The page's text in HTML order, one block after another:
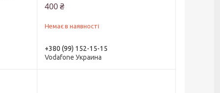
400 ₴
Немає в наявності
+380 (99) 152-15-15
Vodafone Украина